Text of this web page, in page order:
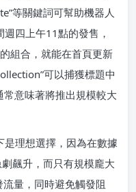
等關鍵詞可幫助機器人
四上午11點的發售，
組合，就能在首頁更新
可以捕獲標題中
常意味著將推出規模較大
是理想選擇，因為在數據
飆升，而只有規模龐大
流量，同時避免觸發阻